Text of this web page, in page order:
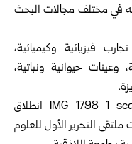
في مختلف مجالات البحث
فيزيائية وكيميائية،
حيوانية ونباتية،